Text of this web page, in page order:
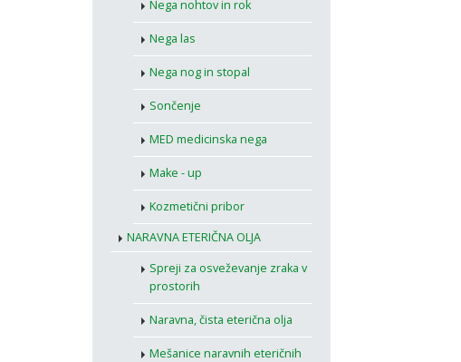
Nega nohtov in rok
Nega las
Nega nog in stopal
Sončenje
MED medicinska nega
Make - up
Kozmetični pribor
NARAVNA ETERIČNA OLJA
Spreji za osveževanje zraka v
prostorih
Naravna, čista eterična olja
Mešanice naravnih eteričnih